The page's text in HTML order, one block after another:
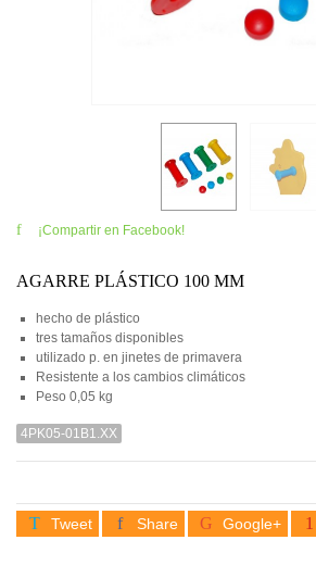
¡Compartir en Facebook!
AGARRE PLÁSTICO 100 MM
hecho de plástico
tres tamaños disponibles
utilizado p. en jinetes de primavera
Resistente a los cambios climáticos
Peso 0,05 kg
4PK05-01B1.XX
Tweet Share Google+